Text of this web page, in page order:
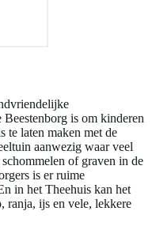
is om kinderen
te laten maken met de
aanwezig waar veel
of graven in de
is er ruime
in het Theehuis kan het
ranja, ijs en vele, lekkere